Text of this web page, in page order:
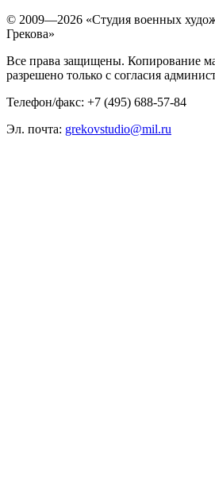
© 2009—2026 «Студия военных
Грекова»
Все права защищены. Копирование
разрешено только с согласия
Телефон/факс: +7 (495) 688-57-84
Эл. почта: grekovstudio@mil.ru